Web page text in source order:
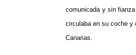
comunicada y sin
circulaba en su coche y
Canarias.